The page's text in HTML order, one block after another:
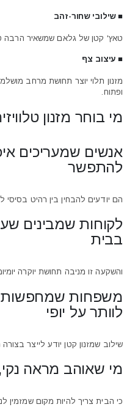
■ שילובי שחור-זהב
טאץ' קטן של גלאם שמשאיר הרבה
■ עיצוב צף
ופתוח.
מי בוחר מזנון
להתפשר
הם יודעים להבחין בין רהיט בסיסי
בבית
והשקעה זו מניבה תחושת יוקרה
לוותר על יופי
שילוב שמזנון קטן יודע לייצר
מי שאוהב מראה נקי,
כי הבית צריך להיות מקום שמזמין